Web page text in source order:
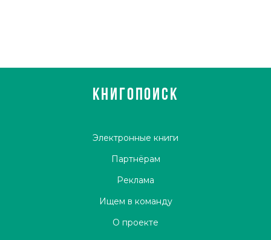
КНИГОПОИСК
Электронные книги
Партнёрам
Реклама
Ищем в команду
О проекте